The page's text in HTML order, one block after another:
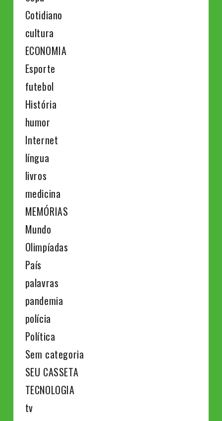
Cotidiano
cultura
ECONOMIA
Esporte
futebol
História
humor
Internet
língua
livros
medicina
MEMÓRIAS
Mundo
Olimpíadas
País
palavras
pandemia
polícia
Política
Sem categoria
SEU CASSETA
TECNOLOGIA
tv